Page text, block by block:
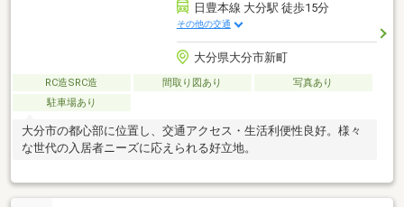
日豊本線 大分駅 徒歩15分
その他の交通
大分県大分市新町
RC造SRC造 間取り図あり
写真あり
駐車場あり
大分市の都心部に位置し、交通アクセス・生活利便性良好。様々
な世代の入居者ニーズに応えられる好立地。